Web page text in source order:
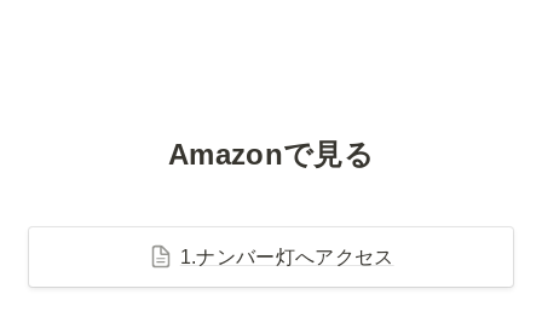
Amazonで見る
1.ナンバー灯へアクセス